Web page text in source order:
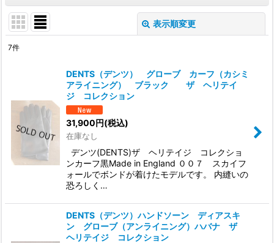
表示順変更
絞り込む
7件
DENTS（デンツ） グローブ カーフ（カシミ
アライニング） ブラック ザ ヘリテイ
ジ コレクション
31,900円(税込)
在庫なし
デンツ(DENTS)ザ ヘリテイジ コレクショ
ンカーフ黒Made in England ００７ スカイフ
ォールでボンドが着けたモデルです。 内縫いの
恐ろしく…
DENTS（デンツ）ハンドソーン ディアスキ
ン グローブ（アンライニング）ハバナ ザ
ヘリテイジ コレクション